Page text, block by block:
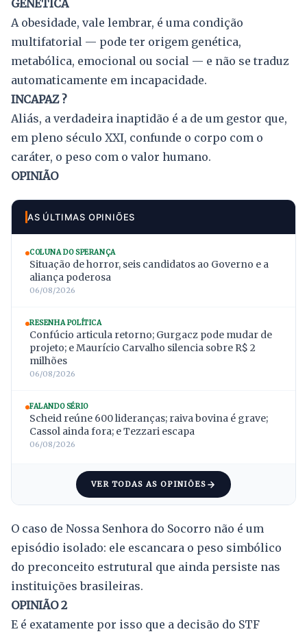
GENÉTICA
A obesidade, vale lembrar, é uma condição
multifatorial — pode ter origem genética,
metabólica, emocional ou social — e não se traduz
automaticamente em incapacidade.
INCAPAZ ?
Aliás, a verdadeira inaptidão é a de um gestor que,
em pleno século XXI, confunde o corpo com o
caráter, o peso com o valor humano.
OPINIÃO
AS ÚLTIMAS OPINIÕES
COLUNA DO SPERANÇA
Situação de horror, seis candidatos ao Governo e a
aliança poderosa
06/08/2026
RESENHA POLÍTICA
Confúcio articula retorno; Gurgacz pode mudar de
projeto; e Maurício Carvalho silencia sobre R$ 2
milhões
06/08/2026
FALANDO SÉRIO
Scheid reúne 600 lideranças; raiva bovina é grave;
Cassol ainda fora; e Tezzari escapa
06/08/2026
VER TODAS AS OPINIÕES
O caso de Nossa Senhora do Socorro não é um
episódio isolado: ele escancara o peso simbólico
do preconceito estrutural que ainda persiste nas
instituições brasileiras.
OPINIÃO 2
E é exatamente por isso que a decisão do STF